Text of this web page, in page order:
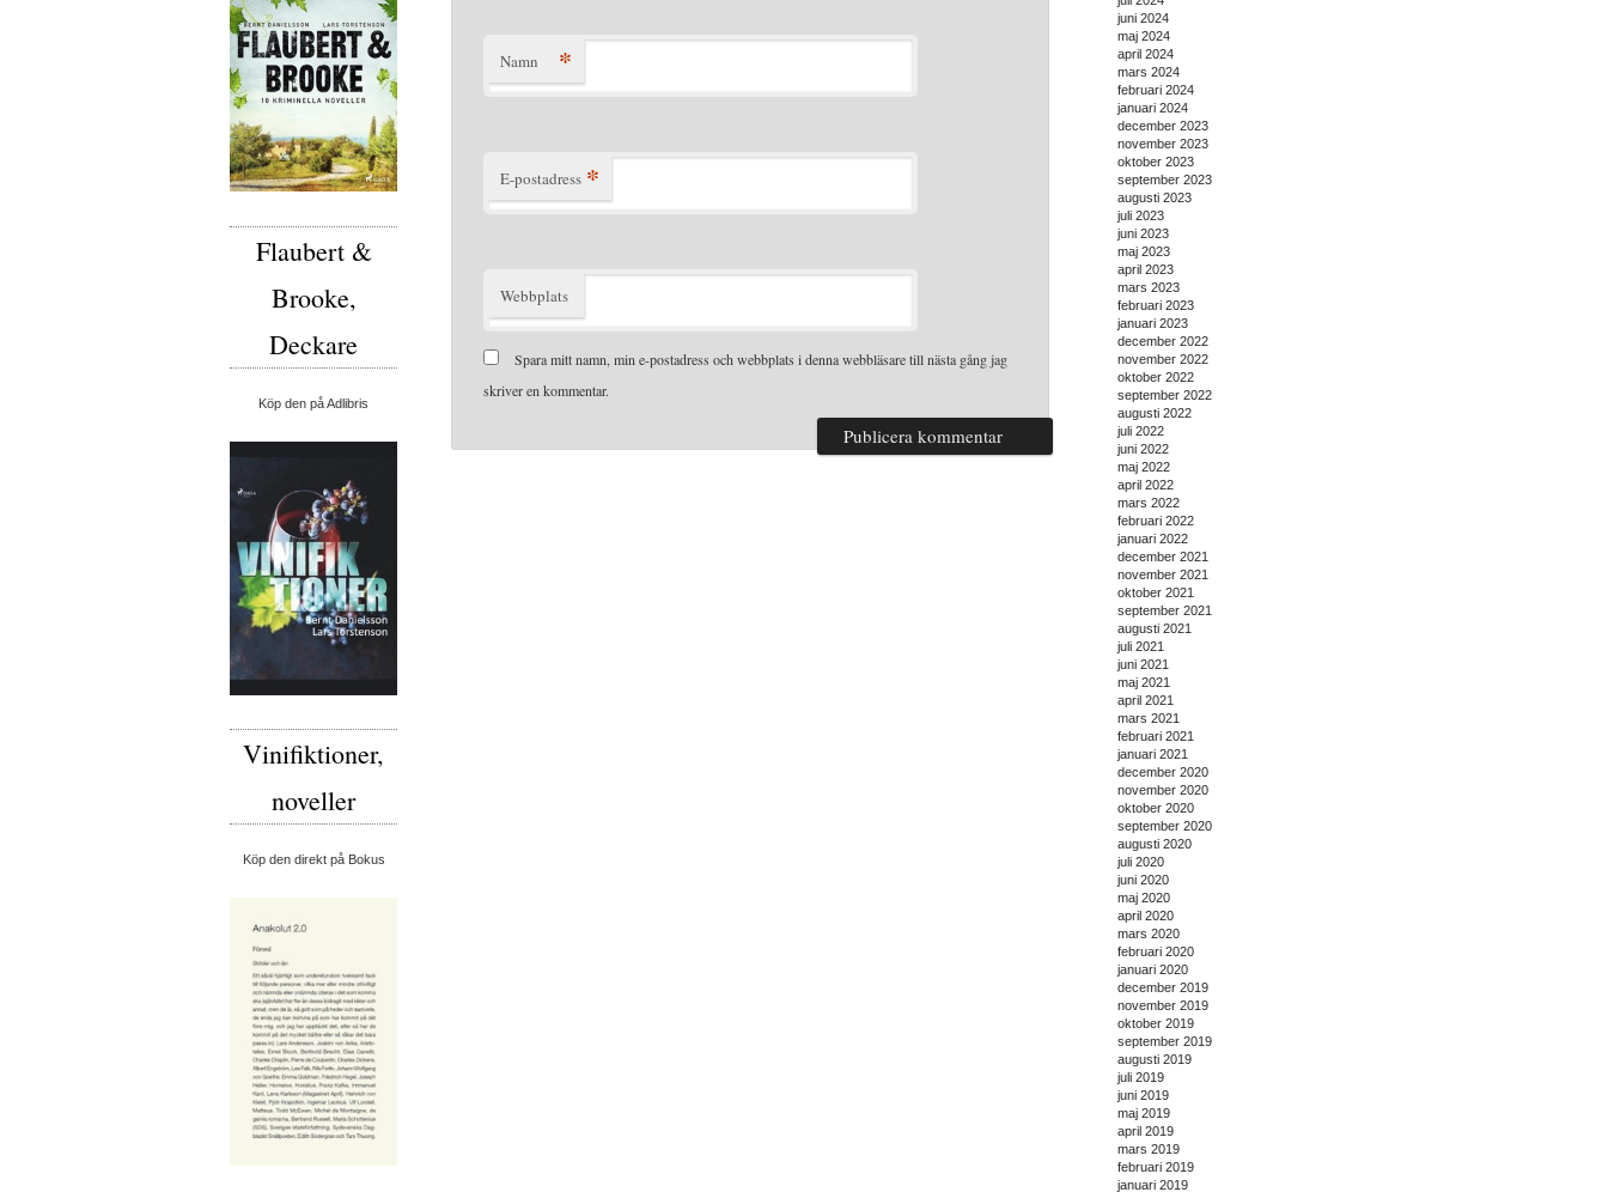
Namn *
E-postadress *
Webbplats
Spara mitt namn, min e-postadress och webbplats i denna webbläsare till nästa gång jag
skriver en kommentar.
juni 2024
maj 2024
april 2024
mars 2024
februari 2024
januari 2024
december 2023
november 2023
oktober 2023
september 2023
augusti 2023
juli 2023
juni 2023
maj 2023
april 2023
mars 2023
februari 2023
januari 2023
december 2022
november 2022
oktober 2022
september 2022
augusti 2022
juli 2022
juni 2022
maj 2022
april 2022
mars 2022
februari 2022
januari 2022
december 2021
november 2021
oktober 2021
september 2021
augusti 2021
juli 2021
juni 2021
maj 2021
april 2021
mars 2021
februari 2021
januari 2021
december 2020
november 2020
oktober 2020
september 2020
augusti 2020
juli 2020
juni 2020
maj 2020
april 2020
mars 2020
februari 2020
januari 2020
december 2019
november 2019
oktober 2019
september 2019
augusti 2019
juli 2019
juni 2019
maj 2019
april 2019
mars 2019
februari 2019
januari 2019
Flaubert &
Brooke,
Deckare
Köp den på Adlibris
Vinifiktioner,
noveller
Köp den direkt på Bokus